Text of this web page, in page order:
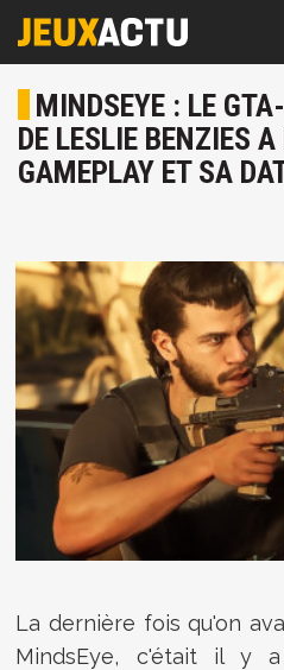
MINDSEYE : LE
DE LESLIE BENZIES
GAMEPLAY ET SA
La dernière fois qu'on
MindsEye, c'était il y